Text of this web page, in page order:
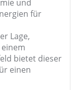
und
für
Lage,
bietet dieser
einen